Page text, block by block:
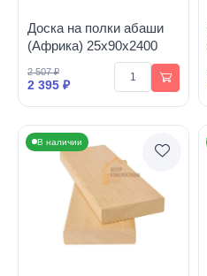
Доска на полки абаши
(Африка) 25х90х2400
2 507 ₽
2 395 ₽
В наличии